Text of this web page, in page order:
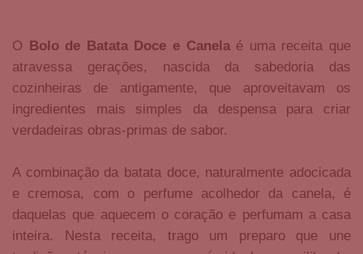
O Bolo de Batata Doce e Canelaé uma receita que
atravessa gerações, nascida da sabedoria das
cozinheiras de antigamente, que aproveitavam os
ingredientes mais simples da despensa para criar
verdadeiras obras-primas de sabor.
A combinação da batata doce, naturalmente adocicada
e cremosa, com o perfume acolhedor da canela, é
daquelas que aquecem o coração e perfumam a casa
inteira. Nesta receita, trago um preparo que une